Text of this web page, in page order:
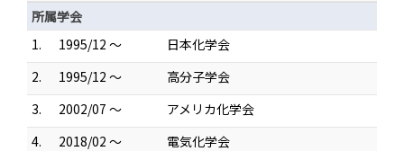
所属学会
1.
1995/12 ～
日本化学会
2.
1995/12 ～
高分子学会
3.
2002/07 ～
アメリカ化学会
4.
2018/02 ～
電気化学会